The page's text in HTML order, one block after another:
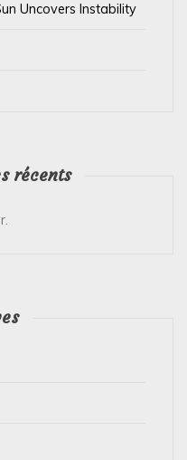
Uncovers Instability
récents